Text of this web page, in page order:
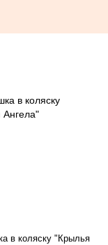
в коляску "Крылья